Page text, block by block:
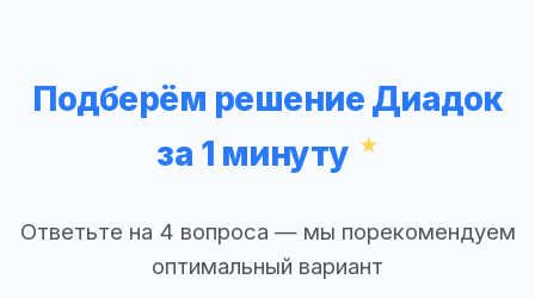
Подберём решение Диадок
за 1 минуту
Ответьте на 4 вопроса — мы порекомендуем
оптимальный вариант